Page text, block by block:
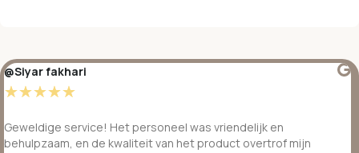
@Siyar fakhari
☆☆☆☆☆
Geweldige service! Het personeel was vriendelijk en
behulpzaam, en de kwaliteit van het product overtrof mijn